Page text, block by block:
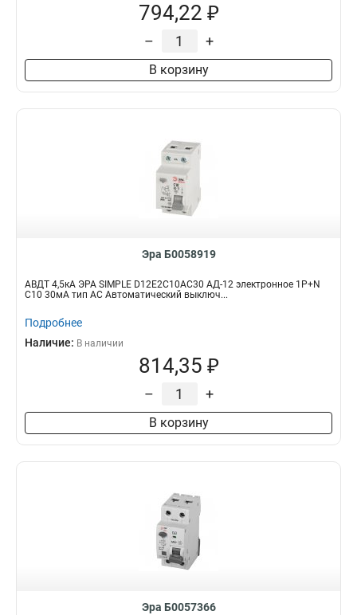
794,22 ₽
– +
В корзину
Эра Б0058919
АВДТ 4,5кА ЭРА SIMPLE D12E2C10AC30 АД-12 электронное 1P+N
С10 30мА тип АС Автоматический выключ...
Подробнее
Наличие: В наличии
814,35 ₽
– +
В корзину
Эра Б0057366